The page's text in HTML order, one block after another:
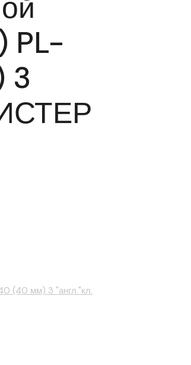
PL-
3
(Фуаро) PL-3640 (40 мм) 3 "англ."кл.
(40 мм) 3 "англ."кл.